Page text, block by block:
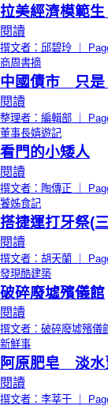
拉美經濟模範
閱讀
撰文者：邱碧玲 ｜
商周書摘
中國債市 只是
閱讀
整理者：編輯部 ｜
董事長嬉遊記
看門的小矮人
閱讀
撰文者：陶傳正 ｜
饕姊食記
搭捷運打牙祭(
閱讀
撰文者：胡天蘭 ｜
發現酷建築
破碎廢墟殯儀館
閱讀
撰文者：破碎廢墟殯儀
新鮮事
阿原肥皂 淡水
閱讀
撰文者：李莘于 ｜